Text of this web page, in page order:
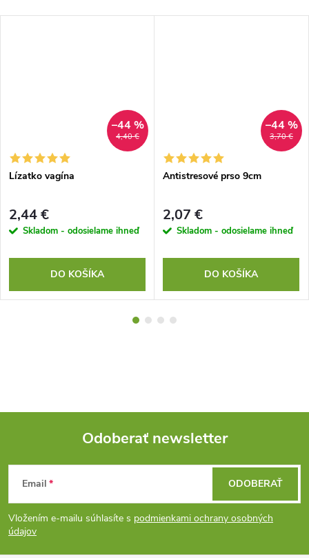
4,40 €
–44 %
Lízatko vagína
2,44 €
Skladom - odosielame ihneď
DO KOŠÍKA
3,70 €
–44 %
Antistresové prso 9cm
2,07 €
Skladom - odosielame ihneď
DO KOŠÍKA
Z
á
p
Odoberať newsletter
Email
Vložením e-mailu súhlasíte s podmienkami ochrany osobných
údajov
ODOBERAŤ